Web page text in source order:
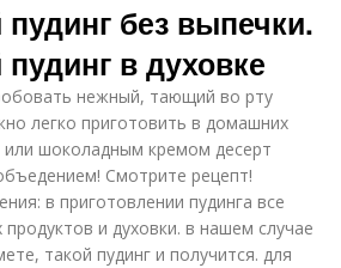
без выпечки.
в духовке
нежный, тающий во рту
легко приготовить в домашних
или шоколадным кремом десерт
Смотрите рецепт!
в приготовлении пудинга все
продуктов и духовки. в нашем случае
такой пудинг и получится. для